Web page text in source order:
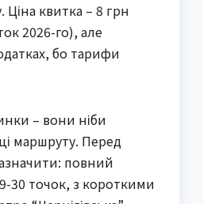
квитка – 8 грн
2026-го), але
бо тарифи
– вони ніби
маршруту. Перед
повний
30 точок, з короткими